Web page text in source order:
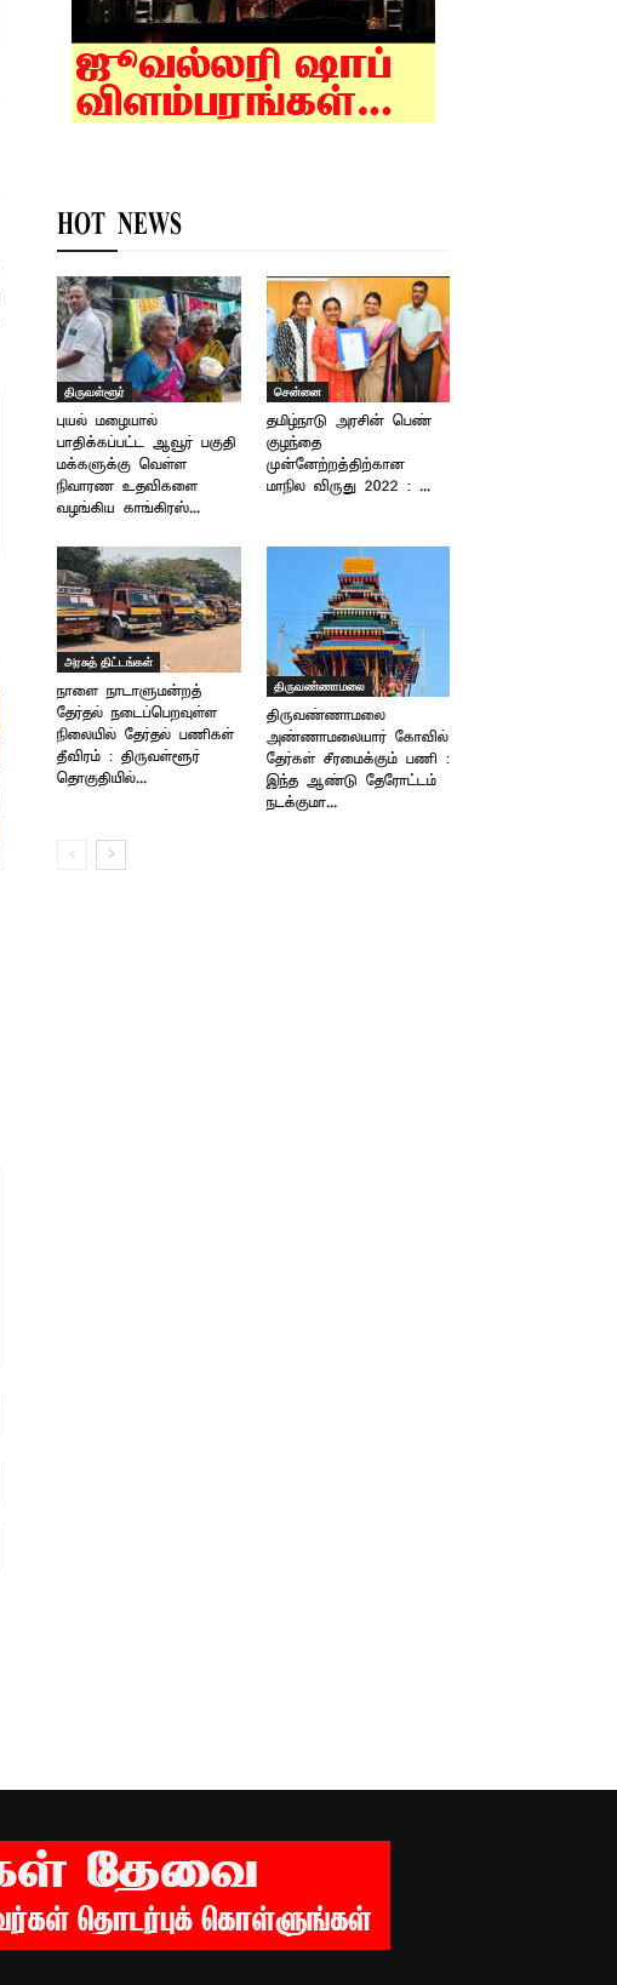
HOT NEWS
திருவள்ளூர்
புயல் மழையால்
பாதிக்கப்பட்ட ஆவூர் பகுதி
மக்களுக்கு வெள்ள
நிவாரண உதவிகளை
வழங்கிய காங்கிரஸ்...
சென்னை
தமிழ்நாடு அரசின் பெண்
குழந்தை
முன்னேற்றத்திற்கான
மாநில விருது 2022 : ...
அரசுத் திட்டங்கள்
நாளை நாடாளுமன்றத்
தேர்தல் நடைப்பெறவுள்ள
நிலையில் தேர்தல் பணிகள்
தீவிரம் : திருவள்ளூர்
தொகுதியில்...
திருவண்ணாமலை
திருவண்ணாமலை
அண்ணாமலையார் கோவில்
தேர்கள் சீரமைக்கும் பணி :
இந்த ஆண்டு தேரோட்டம்
நடக்குமா...